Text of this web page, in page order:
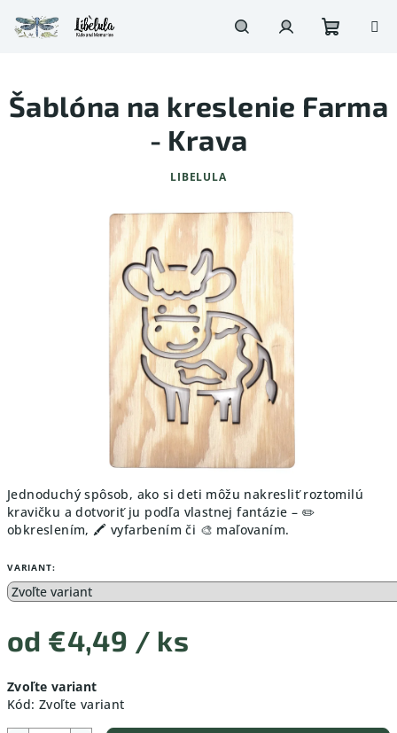
na
obsah
košík
Jednoduchý spôsob, ako si deti môžu nakresliť roztomilú
kravičku a dotvoriť ju podľa vlastnej fantázie – ✏️
obkreslením, 🖍️ vyfarbením či 🎨 maľovaním.
VARIANT:
od €4,49 / ks
cena:
Zvoľte variant
Kód: Zvoľte variant
Šablóna na kreslenie Farma
- Krava
LIBELULA